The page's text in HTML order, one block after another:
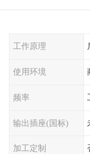
工作原理
使用环境
频率
输出插座(国标)
加工定制